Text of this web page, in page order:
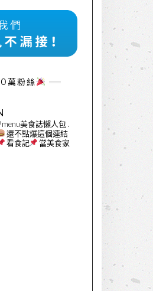
萬粉絲
美食誌懶人包 .
還不點爆這個連結
看食記 當美食家